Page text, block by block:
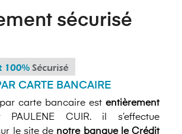
sécurisé
CARTE BANCAIRE
carte bancaire est entièrement
CUIR. il s’effectue
le site de notre banque le Crédit